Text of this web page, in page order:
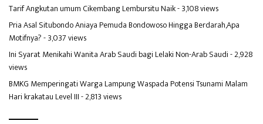
Tarif Angkutan umum Cikembang Lembursitu Naik- 3,108 views
Pria Asal Situbondo Aniaya Pemuda Bondowoso Hingga Berdarah,Apa
Motifnya?- 3,037 views
Ini Syarat Menikahi Wanita Arab Saudi bagi Lelaki Non-Arab Saudi- 2,928
views
BMKG Memperingati Warga Lampung Waspada Potensi Tsunami Malam
Hari krakatau Level III- 2,813 views